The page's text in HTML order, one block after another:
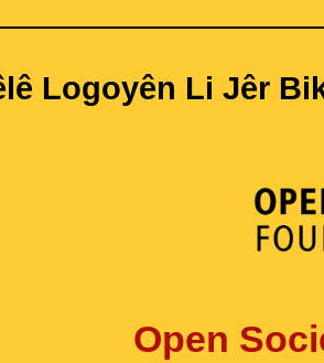
Logoyên Li Jêr
Open